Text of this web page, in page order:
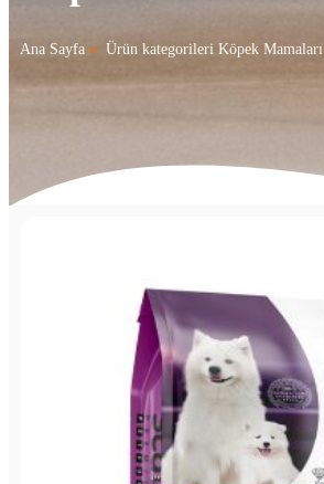
Ana Sayfa » Ürün kategorileri Köpek Mamaları